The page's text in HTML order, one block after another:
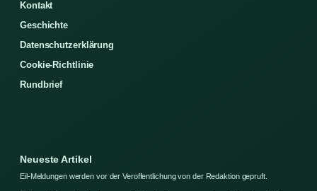
Kontakt
Geschichte
Datenschutzerklärung
Cookie-Richtlinie
Rundbrief
Neueste Artikel
Eil-Meldungen werden vor der Veroffentlichung von der Redaktion gepruft.